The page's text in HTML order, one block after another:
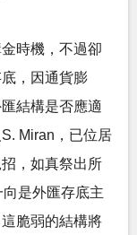
時機，不過卻
，因通貨膨
結構是否應適
Miran，已位居
，如真祭出所
是外匯存底主
脆弱的結構將